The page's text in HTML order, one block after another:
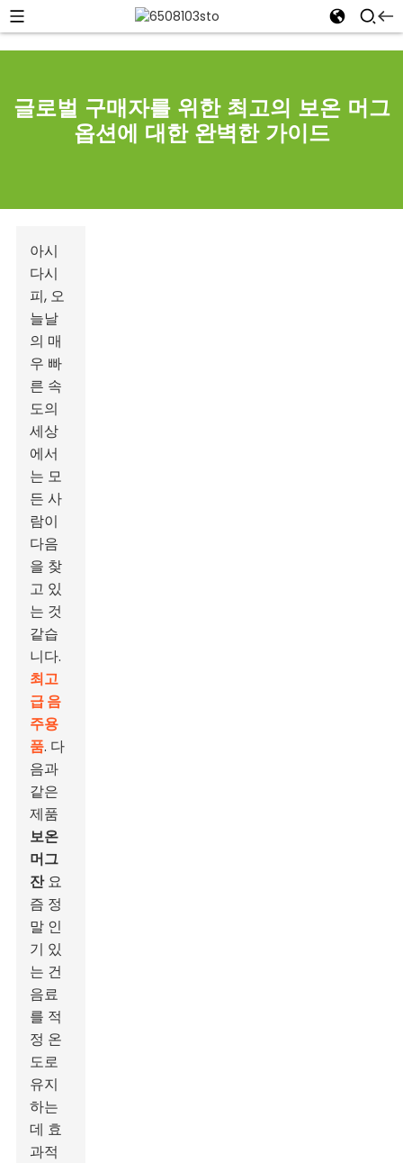
글로벌 구매자를 위한 최고의 보온 머그
옵션에 대한 완벽한 가이드
아시
다시
피, 오
늘날
의 매
우 빠
른 속
도의
세상
에서
는 모
든 사
람이
다음
을 찾
고 있
는 것
같습
니다.
최고
급 음
주용
품. 다
음과
같은
제품
보온
머그
잔요
즘 정
말 인
기 있
는 건
음료
를 적
정 온
도로
유지
하는
데 효
과적